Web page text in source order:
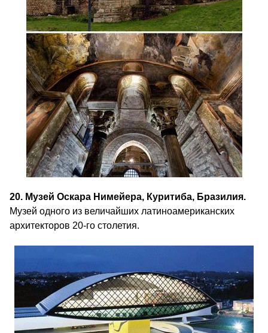
20. Музей Оскара Нимейера, Куритиба, Бразилия.
Музей одного из величайших латиноамериканских
архитекторов 20-го столетия.